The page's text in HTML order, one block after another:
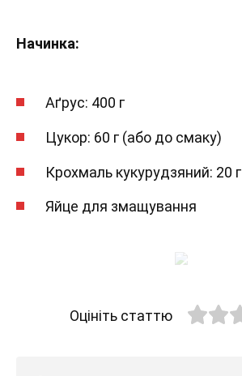
Начинка:
Аґрус: 400 г
Цукор: 60 г (або до смаку)
Крохмаль кукурудзяний: 20 г
Яйце для змащування
Оцініть статтю